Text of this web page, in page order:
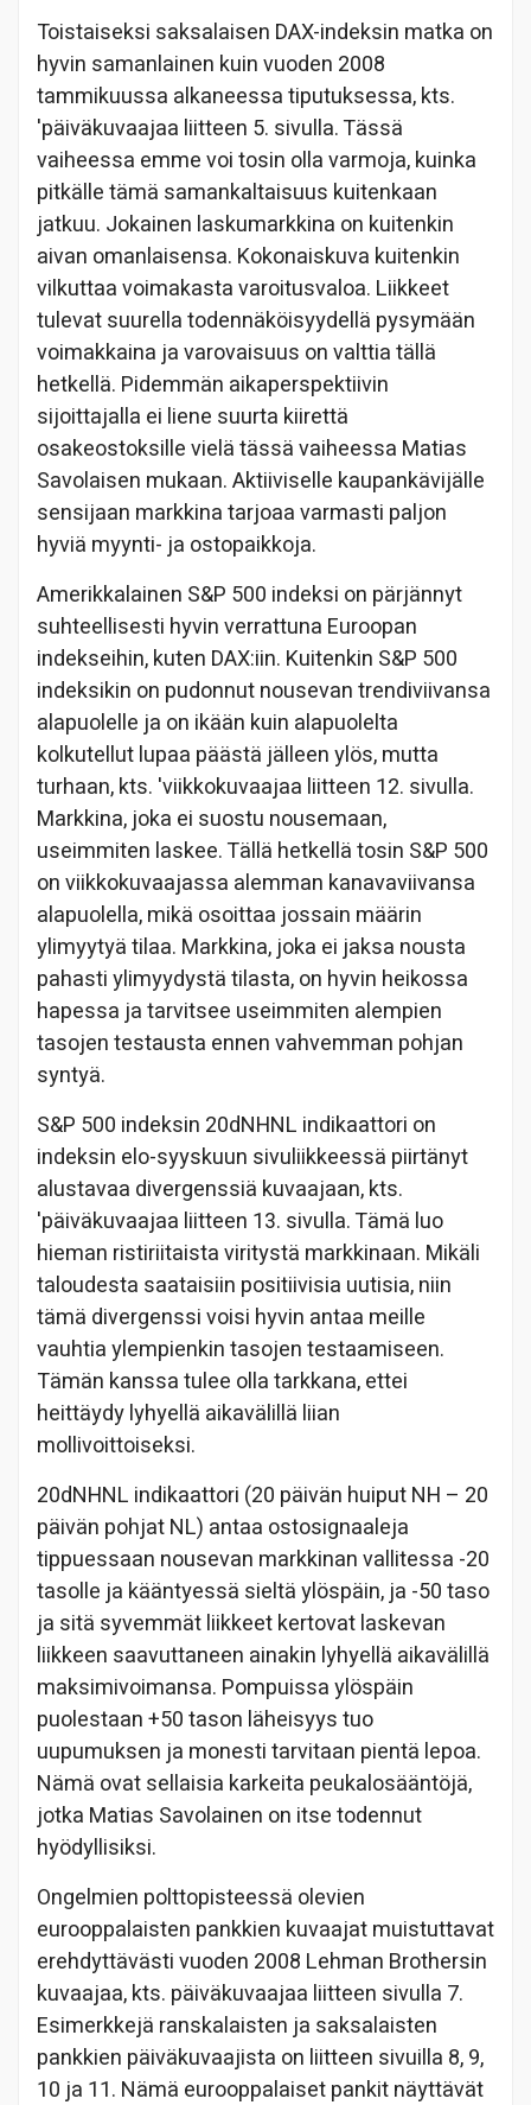
Toistaiseksi saksalaisen DAX-indeksin matka on
hyvin samanlainen kuin vuoden 2008
tammikuussa alkaneessa tiputuksessa, kts.
'päiväkuvaajaa liitteen 5. sivulla.Tässä
vaiheessa emme voi tosin olla varmoja, kuinka
pitkälle tämä samankaltaisuus kuitenkaan
jatkuu. Jokainen laskumarkkina on kuitenkin
aivan omanlaisensa. Kokonaiskuva kuitenkin
vilkuttaa voimakasta varoitusvaloa. Liikkeet
tulevat suurella todennäköisyydellä pysymään
voimakkaina ja varovaisuus on valttia tällä
hetkellä. Pidemmän aikaperspektiivin
sijoittajalla ei liene suurta kiirettä
osakeostoksille vielä tässä vaiheessa Matias
Savolaisen mukaan. Aktiiviselle kaupankävijälle
sensijaan markkina tarjoaa varmasti paljon
hyviä myynti- ja ostopaikkoja.
Amerikkalainen S&P 500 indeksi on pärjännyt
suhteellisesti hyvin verrattuna Euroopan
indekseihin, kuten DAX:iin. Kuitenkin S&P 500
indeksikin on pudonnut nousevan trendiviivansa
alapuolelle ja on ikään kuin alapuolelta
kolkutellut lupaa päästä jälleen ylös, mutta
turhaan, kts. 'viikkokuvaajaa liitteen 12. sivulla.
Markkina, joka ei suostu nousemaan,
useimmiten laskee. Tällä hetkellä tosin S&P 500
on viikkokuvaajassa alemman kanavaviivansa
alapuolella, mikä osoittaa jossain määrin
ylimyytyä tilaa. Markkina, joka ei jaksa nousta
pahasti ylimyydystä tilasta, on hyvin heikossa
hapessa ja tarvitsee useimmiten alempien
tasojen testausta ennen vahvemman pohjan
syntyä.
S&P 500 indeksin 20dNHNL indikaattori on
indeksin elo-syyskuun sivuliikkeessä piirtänyt
alustavaa divergenssiä kuvaajaan, kts.
'päiväkuvaajaa liitteen 13. sivulla.Tämä luo
hieman ristiriitaista viritystä markkinaan. Mikäli
taloudesta saataisiin positiivisia uutisia, niin
tämä divergenssi voisi hyvin antaa meille
vauhtia ylempienkin tasojen testaamiseen.
Tämän kanssa tulee olla tarkkana, ettei
heittäydy lyhyellä aikavälillä liian
mollivoittoiseksi.
20dNHNL indikaattori (20 päivän huiput NH – 20
päivän pohjat NL) antaa ostosignaaleja
tippuessaan nousevan markkinan vallitessa -20
tasolle ja kääntyessä sieltä ylöspäin, ja -50 taso
ja sitä syvemmät liikkeet kertovat laskevan
liikkeen saavuttaneen ainakin lyhyellä aikavälillä
maksimivoimansa. Pompuissa ylöspäin
puolestaan +50 tason läheisyys tuo
uupumuksen ja monesti tarvitaan pientä lepoa.
Nämä ovat sellaisia karkeita peukalosääntöjä,
jotka Matias Savolainen on itse todennut
hyödyllisiksi.
Ongelmien polttopisteessä olevien
eurooppalaisten pankkien kuvaajat muistuttavat
erehdyttävästi vuoden 2008 Lehman Brothersin
kuvaajaa, kts. päiväkuvaajaa liitteen sivulla 7.
Esimerkkejä ranskalaisten ja saksalaisten
pankkien päiväkuvaajista on liitteen sivuilla 8, 9,
10 ja 11. Nämä eurooppalaiset pankit näyttävät